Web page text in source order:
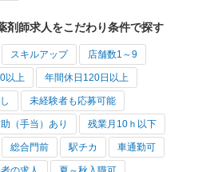
剤師求人をこだわり条件で探す
スキルアップ 店舗数1～9
以上 年間休日120日以上
未経験者も応募可能
（手当）あり 残業月10ｈ以下
総合門前 駅チカ 車通勤可